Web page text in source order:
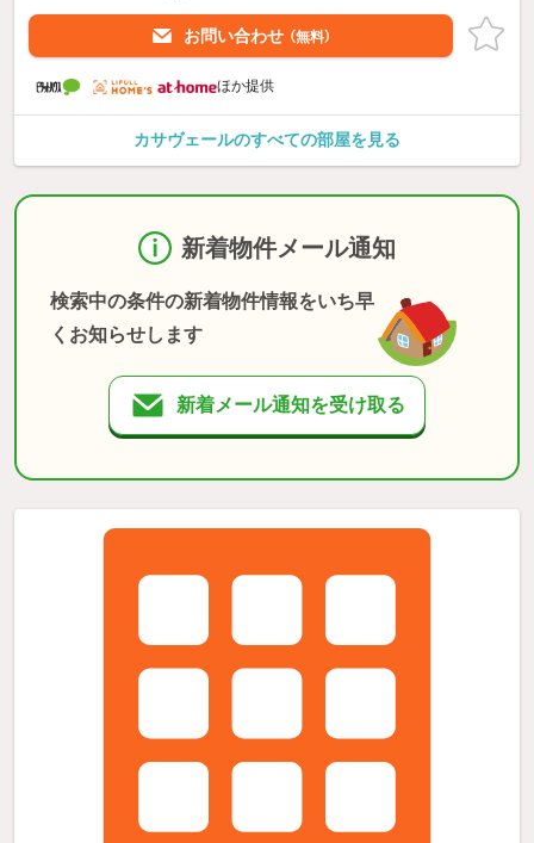
お問い合わせ （無料）
ほか提供
カサヴェールのすべての部屋を見る
新着物件メール通知
検索中の条件の新着物件情報をいち早
くお知らせします
新着メール通知を受け取る